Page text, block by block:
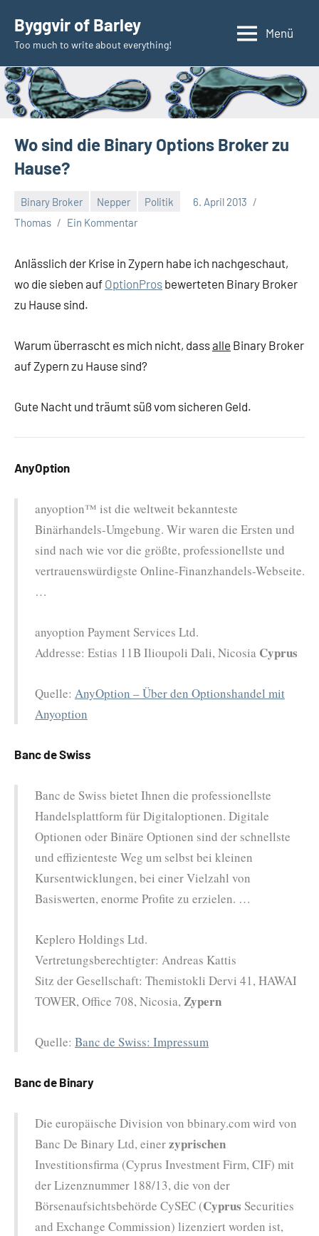
Inhalt
springen
Byggvir of Barley
Too much to write about everything!
Menü
Wo sind die Binary Options Broker zu
Hause?
Binary Broker Nepper Politik
6. April 2013
Thomas
Ein Kommentar
Anlässlich der Krise in Zypern habe ich nachgeschaut,
wo die sieben auf OptionPros bewerteten Binary Broker
zu Hause sind.
Warum überrascht es mich nicht, dassalle Binary Broker
auf Zypern zu Hause sind?
Gute Nacht und träumt süß vom sicheren Geld.
AnyOption
anyoption™ ist die weltweit bekannteste
Binärhandels-Umgebung. Wir waren die Ersten und
sind nach wie vor die größte, professionellste und
vertrauenswürdigste Online-Finanzhandels-Webseite.
…
anyoption Payment Services Ltd.
Addresse: Estias 11B Ilioupoli Dali, Nicosia Cyprus
Quelle: AnyOption – Über den Optionshandel mit
Anyoption
Banc de Swiss
Banc de Swiss bietet Ihnen die professionellste
Handelsplattform für Digitaloptionen. Digitale
Optionen oder Binäre Optionen sind der schnellste
und effizienteste Weg um selbst bei kleinen
Kursentwicklungen, bei einer Vielzahl von
Basiswerten, enorme Profite zu erzielen. …
Keplero Holdings Ltd.
Vertretungsberechtigter: Andreas Kattis
Sitz der Gesellschaft: Themistokli Dervi 41, HAWAI
TOWER, Office 708, Nicosia,Zypern
Quelle: Banc de Swiss: Impressum
Banc de Binary
Die europäische Division von bbinary.com wird von
Banc De Binary Ltd, einerzyprischen
Investitionsfirma (Cyprus Investment Firm, CIF) mit
der Lizenznummer 188/13, die von der
Börsenaufsichtsbehörde CySEC (Cyprus Securities
and Exchange Commission) lizenziert worden ist,